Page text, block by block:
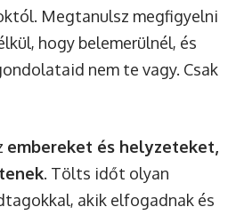
Megtanulsz megfigyelni
hogy belemerülnél, és
nem te vagy. Csak
embereket és helyzeteket,
. Tölts időt olyan
akik elfogadnak és